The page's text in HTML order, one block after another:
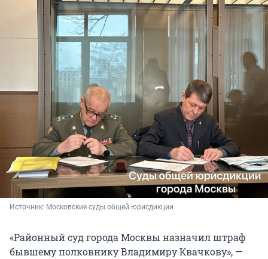
Источник: Московские суды общей юрисдикции
«Районный суд города Москвы назначил штраф
бывшему полковнику Владимиру Квачкову», —